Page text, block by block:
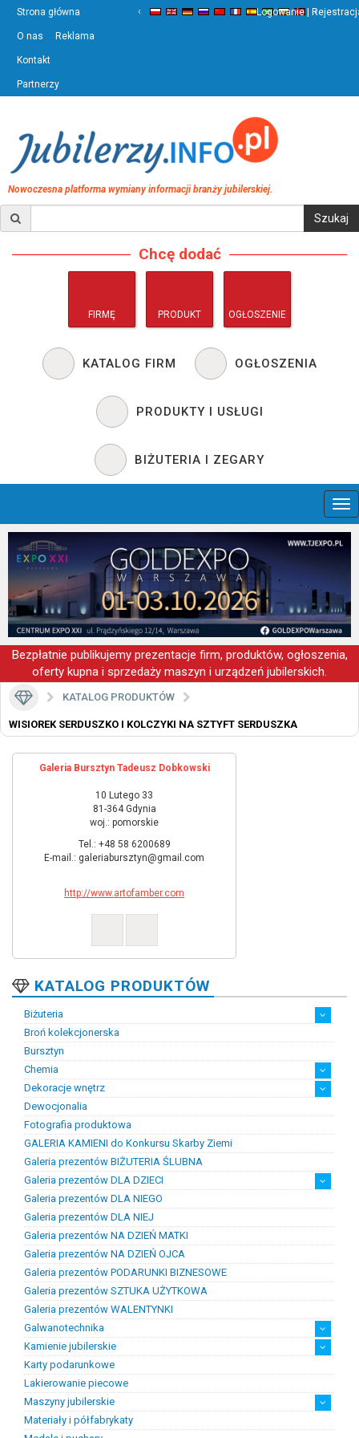
Strona główna
O nas Reklama
Kontakt
Partnerzy
‹ ›
Logowanie |
Nowoczesna platforma wymiany informacji branży jubilerskiej.
Chcę dodać
FIRMĘ PRODUKT OGŁOSZENIE
KATALOG FIRM OGŁOSZENIA
PRODUKTY I USŁUGI
BIŻUTERIA I ZEGARY
Bezpłatnie publikujemy prezentacje firm, produktów, ogłoszenia,
oferty kupna i sprzedaży maszyn i urządzeń jubilerskich.
KATALOG PRODUKTÓW
WISIOREK SERDUSZKO I KOLCZYKI NA SZTYFT SERDUSZKA
Galeria Bursztyn Tadeusz Dobkowski
10 Lutego 33
81-364 Gdynia
woj.: pomorskie
Tel.: +48 58 6200689
E-mail.: galeriabursztyn@gmail.com
http://www.artofamber.com
KATALOG PRODUKTÓW
Biżuteria
Artystyczna biżuteria srebrna
Biżuteria damska
Biżuteria dawna
Biżuteria dziecięca
Biżuteria inteligentna
Biżuteria miejska
Biżuteria męska
Biżuteria na zamówienie
Biżuteria rodowa
Biżuteria sakralna
Biżuteria srebrna
Biżuteria stalowa
Biżuteria stomatologiczna
Biżuteria sztuczna
Biżuteria unikatowa
Biżuteria z bursztynem
Biżuteria z diamentami
Biżuteria złota
Biżuteria ślubna
Obrączki ślubne
Broń kolekcjonerska
Bursztyn
Chemia
Chemia złotnicza
Ciecze probiercze
Kleje
Pasty i proszki do lutowania
Dekoracje wnętrz
Figurki
Lampy i plafony
Świeczniki
Dewocjonalia
Fotografia produktowa
GALERIA KAMIENI do Konkursu Skarby Ziemi
Galeria prezentów BIŻUTERIA ŚLUBNA
Galeria prezentów DLA DZIECI
Prezenty na chrzest i narodziny dzieci
Prezenty na komunię
Galeria prezentów DLA NIEGO
Galeria prezentów DLA NIEJ
Galeria prezentów NA DZIEŃ MATKI
Galeria prezentów NA DZIEŃ OJCA
Galeria prezentów PODARUNKI BIZNESOWE
Galeria prezentów SZTUKA UŻYTKOWA
Galeria prezentów WALENTYNKI
Galwanotechnika
kąpiele
osprzęt
Kamienie jubilerskie
Bursztyn
Kamienie jubilersko-ozdobne
Kamienie syntetyczne
Kamienie szlachetne
Karty podarunkowe
Lakierowanie piecowe
Maszyny jubilerskie
diamenciarki, tokarki itp
inne
linia odlewnicza
maszyny do bursztynu
myjki ultradżwiękowe
polerowanie, szlifowanie
silniki jubilerskie
walcarki, prasy itp
Materiały i półfabrykaty